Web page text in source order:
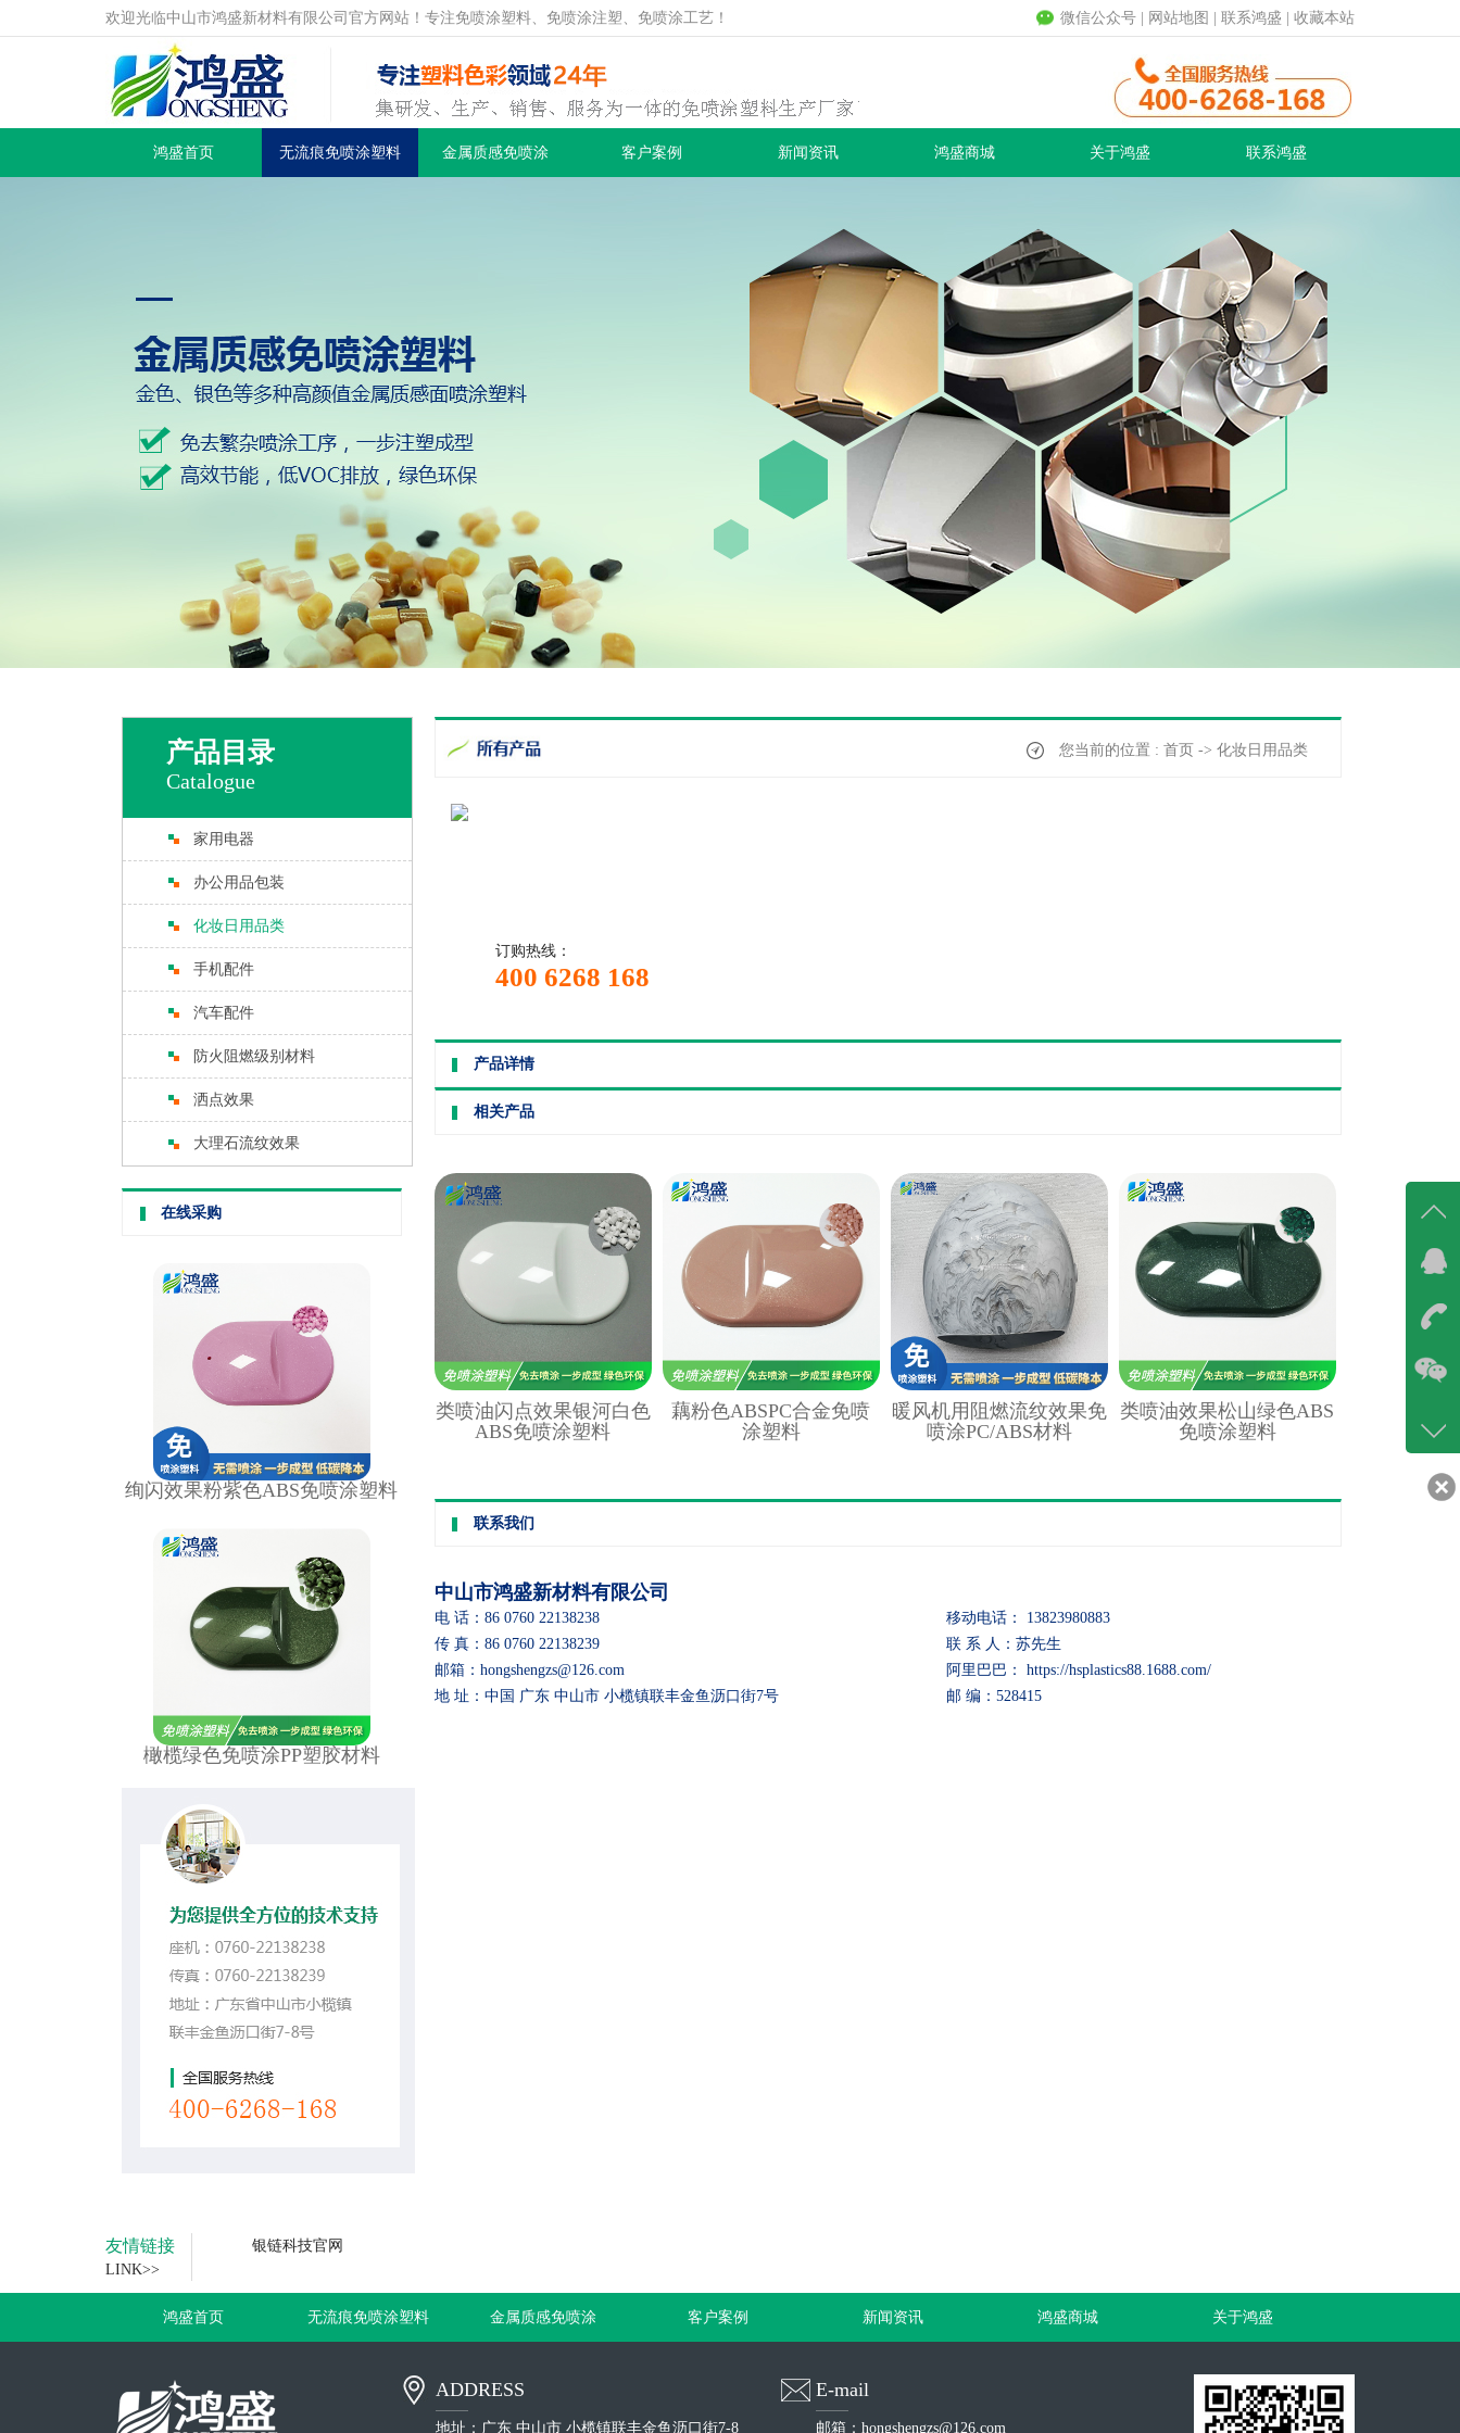
欢迎光临中山市鸿盛新材料有限公司官方网站！专注免喷涂塑料、免喷涂注塑、免喷涂工艺！ 微信公众号 网站地图 联系鸿盛 收藏本站
鸿盛首页 无流痕免喷涂塑料 金属质感免喷涂 客户案例 新闻资讯 鸿盛商城 关于鸿盛 联系鸿盛
产品目录
Catalogue
家用电器
办公用品包装
化妆日用品类
手机配件
汽车配件
防火阻燃级别材料
洒点效果
大理石流纹效果
在线采购
绚闪效果粉紫色ABS免喷涂塑料
橄榄绿色免喷涂PP塑胶材料
您当前的位置 : 首页 -> 化妆日用品类
订购热线：
400 6268 168
产品详情
相关产品
类喷油闪点效果银河白色
ABS免喷涂塑料
藕粉色ABSPC合金免喷
涂塑料
暖风机用阻燃流纹效果免
喷涂PC/ABS材料
类喷油效果松山绿色ABS
免喷涂塑料
联系我们
中山市鸿盛新材料有限公司
电 话：86 0760 22138238
移动电话： 13823980883
传 真：86 0760 22138239
联 系 人：苏先生
邮箱：hongshengzs@126.com
阿里巴巴： https://hsplastics88.1688.com/
地 址：中国 广东 中山市 小榄镇联丰金鱼沥口街7号
邮 编：528415
友情链接
LINK>>
银链科技官网
鸿盛首页 无流痕免喷涂塑料 金属质感免喷涂 客户案例 新闻资讯 鸿盛商城 关于鸿盛
ADDRESS
地址：广东 中山市 小榄镇联丰金鱼沥口街7-8
E-mail
邮箱：hongshengzs@126.com
在线
咨询
400-
客服